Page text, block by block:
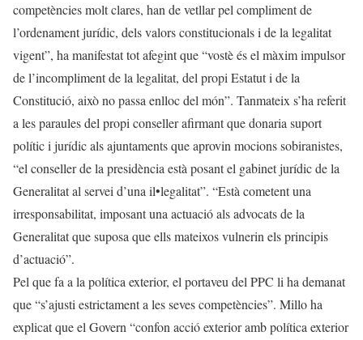
competències molt clares, han de vetllar pel compliment de
l’ordenament jurídic, dels valors constitucionals i de la legalitat
vigent”, ha manifestat tot afegint que “vostè és el màxim impulsor
de l’incompliment de la legalitat, del propi Estatut i de la
Constitució, això no passa enlloc del món”. Tanmateix s’ha referit
a les paraules del propi conseller afirmant que donaria suport
polític i jurídic als ajuntaments que aprovin mocions sobiranistes,
“el conseller de la presidència està posant el gabinet jurídic de la
Generalitat al servei d’una il•legalitat”. “Està cometent una
irresponsabilitat, imposant una actuació als advocats de la
Generalitat que suposa que ells mateixos vulnerin els principis
d’actuació”.
Pel que fa a la política exterior, el portaveu del PPC li ha demanat
que “s’ajusti estrictament a les seves competències”. Millo ha
explicat que el Govern “confon acció exterior amb política exterior